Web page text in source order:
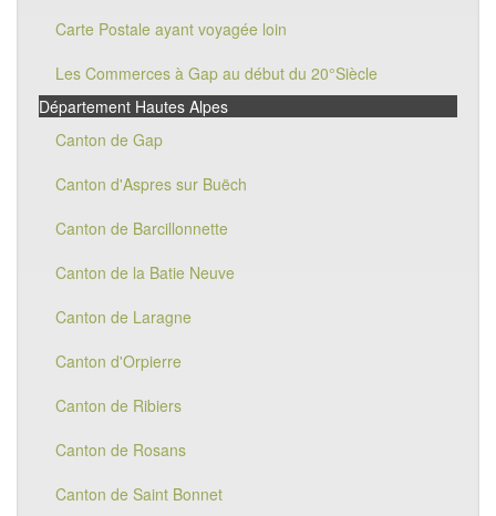
Carte Postale ayant voyagée loin
Les Commerces à Gap au début du 20°Siècle
Département Hautes Alpes
Canton de Gap
Canton d'Aspres sur Buëch
Canton de Barcillonnette
Canton de la Batie Neuve
Canton de Laragne
Canton d'Orpierre
Canton de Ribiers
Canton de Rosans
Canton de Saint Bonnet